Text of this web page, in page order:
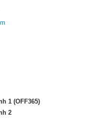
1 (OFF365)
2